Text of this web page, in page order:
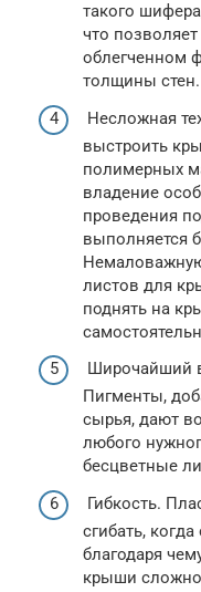
такого
что
облегченном
толщины стен.
Несложная
выстроить
полимерных
владение
проведения
выполняется
листов для
поднять на
Широчайший
Пигменты,
сырья, дают
любого
бесцветные
Гибкость.
сгибать,
благодаря
крыши